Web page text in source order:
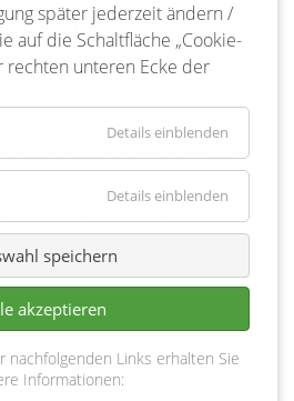
Ja, die Bienenbütteler lieben ihre
Events. Und das merkt man
Von der Vorbereitung bis
in allen Veranstaltungen viel
Liebe zum Detail.
und seien Sie dabei!
>
nnerstag
Freitag
Samstag
Sonntag
1 2
später jederzeit ändern /
auf die Schaltfläche „Cookie-
rechten unteren Ecke der
Details einblenden
Details einblenden
speichern
akzeptieren
nachfolgenden Links erhalten Sie
Informationen: